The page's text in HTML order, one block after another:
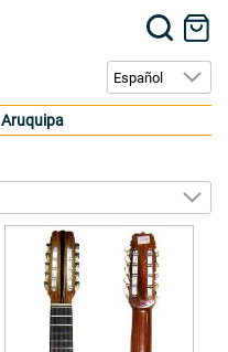
Aruquipa